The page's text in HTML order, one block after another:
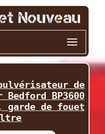
de
BP3600
garde de fouet